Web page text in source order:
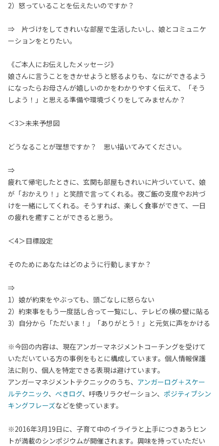
2）怒っていることを伝えたいのですか？
⇒ 片づけをしてきれいな部屋で生活したいし、娘とコミュニケ
ーションをとりたい。
《ご本人にお伝えしたメッセージ》
娘さんに言うことをきかせようと怒るよりも、なにができるよう
になったらお母さんが嬉しいのかをわかりやすく伝えて、「そう
しよう！」と思える準備や環境づくりをしてみませんか？
＜3＞未来予想図
どうなることが理想ですか？ 思い描いてみてください。
⇒
疲れて帰宅したときに、玄関も部屋もきれいに片づいていて、娘
が「おかえり！」と笑顔で言ってくれる。夜ご飯の支度やお片づ
けを一緒にしてくれる。そうすれば、楽しく食事ができて、一日
の疲れを癒すことができると思う。
＜4＞目標設定
そのためにあなたはどのように行動しますか？
⇒
1）娘が約束をやぶっても、頭ごなしに怒らない
2）約束事をもう一度話し合って一覧にし、テレビの横の壁に貼る
3）自分から「ただいま！」「ありがとう！」と元気に声をかける
※今回の内容は、現在アンガーマネジメントコーチングを受けて
いただいている方の事例をもとに構成しています。個人情報保護
法に則り、個人を特定できる表現は避けています。
アンガーマネジメントテクニックのうち、 アンガーログ＋スケー
ルテクニック、 べきログ、呼吸リラクゼーション、 ポジティブシン
キングフレーズなどを使っています。
※2016年3月19日に、子育て中のイライラと上手につきあうヒン
トが満載のシンポジウムが開催されます。興味を持っていただい